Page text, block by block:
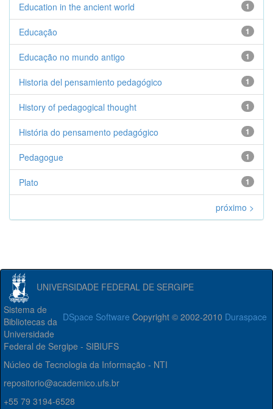
1
Education in the ancient world
1
Educação
1
Educação no mundo antigo
1
Historia del pensamiento pedagógico
1
History of pedagogical thought
1
História do pensamento pedagógico
1
Pedagogue
1
Plato
próximo >
UNIVERSIDADE FEDERAL DE SERGIPE
DSpace Software Copyright © 2002-2010 Duraspace
Sistema de
Bibliotecas da
Universidade
Federal de Sergipe - SIBIUFS
Núcleo de Tecnologia da Informação - NTI
repositorio@academico.ufs.br
+55 79 3194-6528